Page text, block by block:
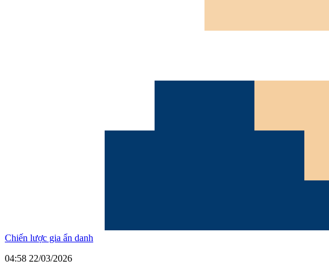
Chiến lược gia ẩn danh
04:58 22/03/2026